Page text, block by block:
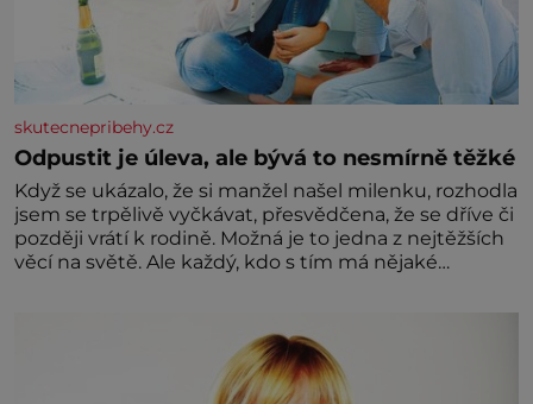
skutecnepribehy.cz
Odpustit je úleva, ale bývá to nesmírně těžké
Když se ukázalo, že si manžel našel milenku, rozhodla
jsem se trpělivě vyčkávat, přesvědčena, že se dříve či
později vrátí k rodině. Možná je to jedna z nejtěžších
věcí na světě. Ale každý, kdo s tím má nějaké